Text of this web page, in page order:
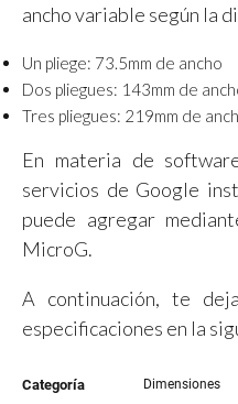
ancho variable según la
Un pliege: 73.5mm de ancho
Dos pliegues: 143mm de
Tres pliegues: 219mm de
En materia de
servicios de Google
puede agregar
MicroG.
A continuación, te
especificaciones en la